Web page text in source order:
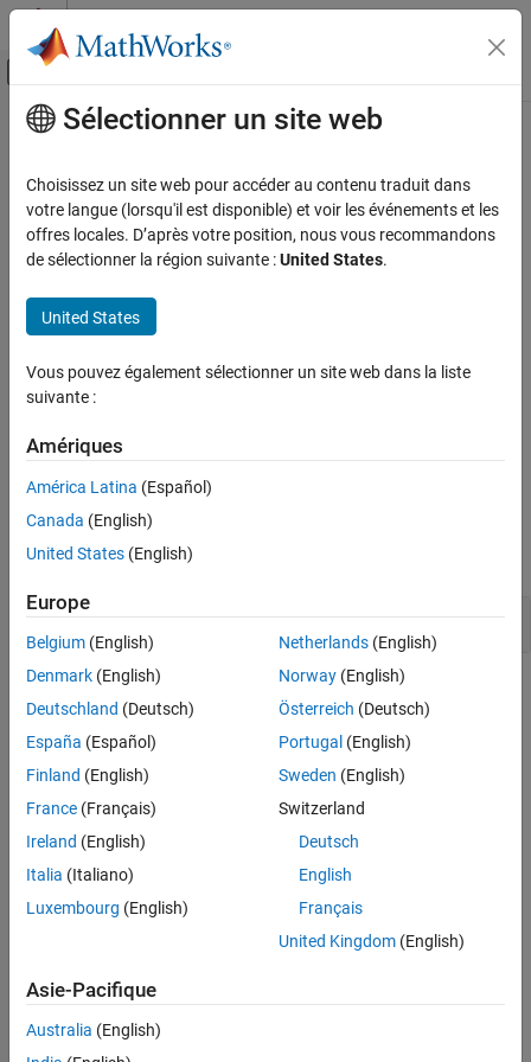
Passer au contenu
Activer/désactiver l'affichage du menu
Accueil de la documentation
Polyspace Bug Finder
Reviewing and Reporting Results
Polyspace Bug Finder Results
Coding Standards
Common Weakness Enumeration (CWE)
ON THIS PAGE
Check Information
Version History
Contenu principal
CWE Rule 397
Declaration of Throws for Generic Exception
Since R2023a
expand all in page
Throwing overly broad exceptions promotes complex error
Polyspace
The rule checker checks for
exception.
Examples
expand all
Declaration of throw for generic exception
Check Information
Category:Error Conditions, Return Values, Status Codes
Version History
Introduced in R2023a
See Also
Topics
Sélectionner un site web
Choisissez un site web pour accéder au contenu traduit dans
votre langue (lorsqu'il est disponible) et voir les événements et les
offres locales. D’après votre position, nous vous recommandons
de sélectionner la région suivante :United States.
United States
Vous pouvez également sélectionner un site web dans la liste
suivante :
Amériques
América Latina (Español)
Canada (English)
United States (English)
Europe
Belgium (English)
Denmark (English)
Deutschland (Deutsch)
España (Español)
Finland (English)
France (Français)
Ireland (English)
Italia (Italiano)
Luxembourg (English)
Netherlands(English)
Norway(English)
Österreich (Deutsch)
Portugal (English)
Sweden (English)
Switzerland
Deutsch
English
Français
United Kingdom(English)
Asie-Pacifique
Australia (English)